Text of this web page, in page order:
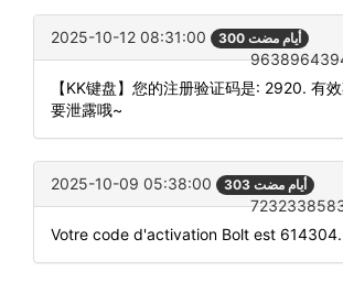
2025-10-12 08:31:00 300 أيام مضت
【KK键盘】您的注册验证码是: 2920. 有
要泄露哦~
2025-10-09 05:38:00 303 أيام مضت
Votre code d'activation Bolt est 614304.